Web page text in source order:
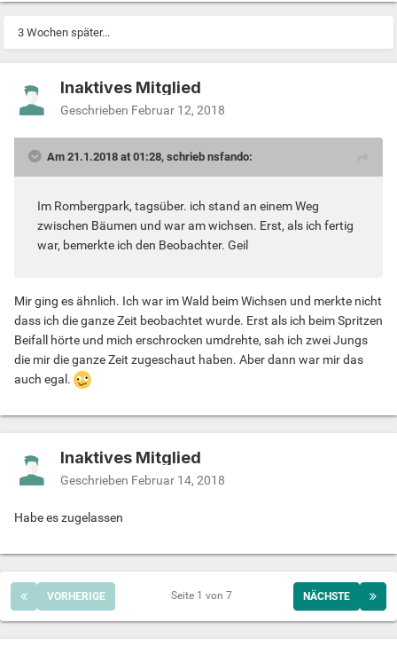
3 Wochen später...
Inaktives Mitglied
Geschrieben Februar 12, 2018
Am 21.1.2018 at 01:28, schrieb nsfando:
Im Rombergpark, tagsüber. ich stand an einem Weg
zwischen Bäumen und war am wichsen. Erst, als ich fertig
war, bemerkte ich den Beobachter. Geil
Mir ging es ähnlich. Ich war im Wald beim Wichsen und merkte nicht
dass ich die ganze Zeit beobachtet wurde. Erst als ich beim Spritzen
Beifall hörte und mich erschrocken umdrehte, sah ich zwei Jungs
die mir die ganze Zeit zugeschaut haben. Aber dann war mir das
auch egal.
Inaktives Mitglied
Geschrieben Februar 14, 2018
Habe es zugelassen
VORHERIGE NÄCHSTE
Seite 1 von 7